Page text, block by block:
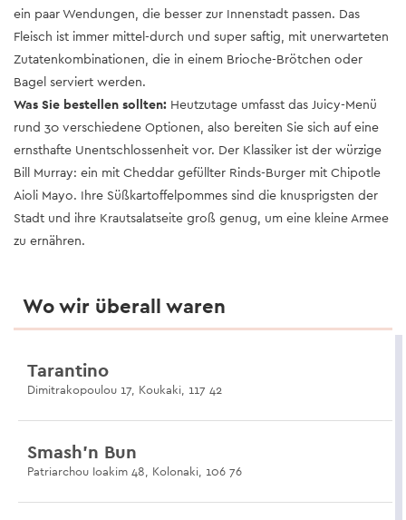
ein paar Wendungen, die besser zur Innenstadt passen. Das
Fleisch ist immer mittel-durch und super saftig, mit unerwarteten
Zutatenkombinationen, die in einem Brioche-Brötchen oder
Bagel serviert werden.
Was Sie bestellen sollten: Heutzutage umfasst das Juicy-Menü
rund 30 verschiedene Optionen, also bereiten Sie sich auf eine
ernsthafte Unentschlossenheit vor. Der Klassiker ist der würzige
Bill Murray: ein mit Cheddar gefüllter Rinds-Burger mit Chipotle
Aioli Mayo. Ihre Süßkartoffelpommes sind die knusprigsten der
Stadt und ihre Krautsalatseite groß genug, um eine kleine Armee
zu ernähren.
Wo wir überall waren
Tarantino
Dimitrakopoulou 17, Koukaki, 117 42
Smash'n Bun
Patriarchou Ioakim 48, Kolonaki, 106 76